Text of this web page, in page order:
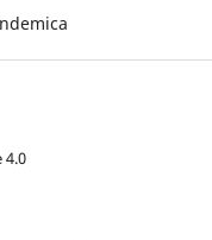
4.0